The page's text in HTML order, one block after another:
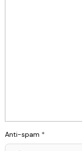
Anti-spam